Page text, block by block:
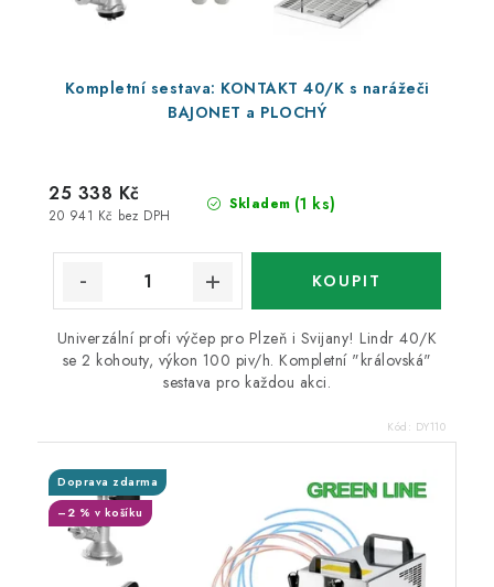
Kompletní sestava: KONTAKT 40/K s narážeči
BAJONET a PLOCHÝ
Skladem (1 ks)
20 941 Kč bez DPH
25 338 Kč
Univerzální profi výčep pro Plzeň i Svijany! Lindr 40/K
se 2 kohouty, výkon 100 piv/h. Kompletní "královská"
sestava pro každou akci.
Kód: DY110
Doprava zdarma
–2 % v košíku